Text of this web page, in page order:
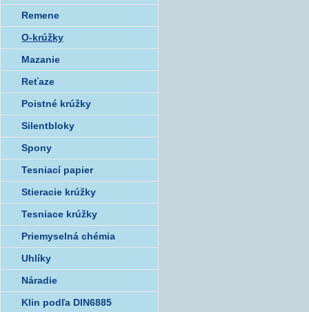
Remene
O-krúžky
Mazanie
Reťaze
Poistné krúžky
Silentbloky
Spony
Tesniací papier
Stieracie krúžky
Tesniace krúžky
Priemyselná chémia
Uhlíky
Náradie
Klin podľa DIN6885